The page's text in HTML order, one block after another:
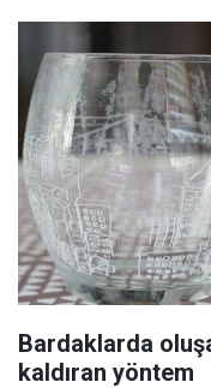
Bardaklarda
kaldıran yöntem